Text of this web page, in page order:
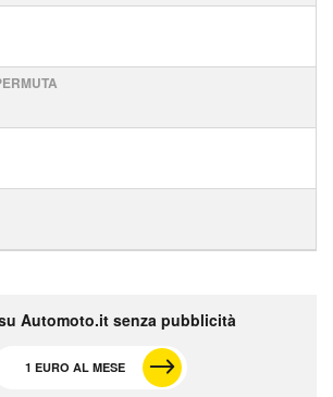
Automoto.it senza pubblicità
1 EURO AL MESE